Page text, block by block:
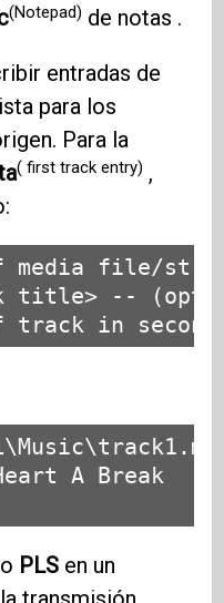
(Notepad) de notas .
entradas de
para los
Para la
( first track entry) ,
media file/
title> --
track in
A Break
PLS en un